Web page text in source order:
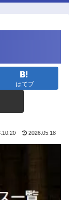
はてブ
2026.05.18